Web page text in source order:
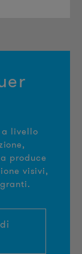
a livello
produce
visivi,